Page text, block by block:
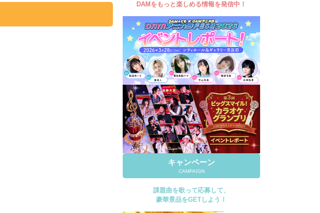
自宅でカラオケ歌い放題！
家族や友達と一緒に！練習にも！
DAMをもっと楽しめる情報を発信中！
キャンペーン
CAMPAIGN
課題曲を歌って応募して、
豪華景品をGETしよう！